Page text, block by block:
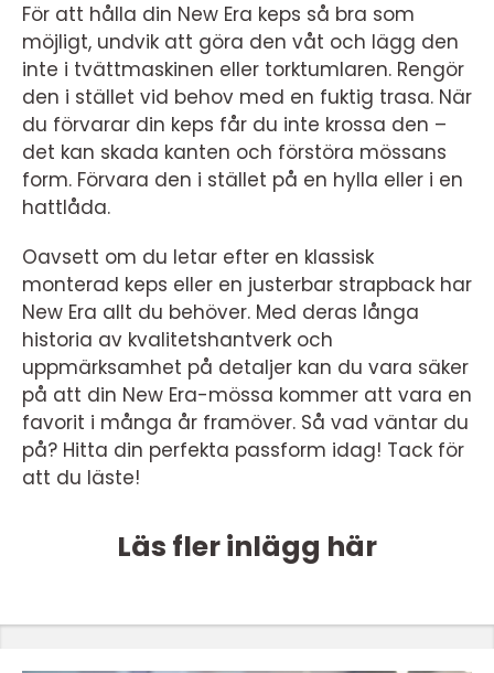
För att hålla din New Era keps så bra som
möjligt, undvik att göra den våt och lägg den
inte i tvättmaskinen eller torktumlaren. Rengör
den i stället vid behov med en fuktig trasa. När
du förvarar din keps får du inte krossa den –
det kan skada kanten och förstöra mössans
form. Förvara den i stället på en hylla eller i en
hattlåda.
Oavsett om du letar efter en klassisk
monterad keps eller en justerbar strapback har
New Era allt du behöver. Med deras långa
historia av kvalitetshantverk och
uppmärksamhet på detaljer kan du vara säker
på att din New Era-mössa kommer att vara en
favorit i många år framöver. Så vad väntar du
på? Hitta din perfekta passform idag! Tack för
att du läste!
Läs fler inlägg här